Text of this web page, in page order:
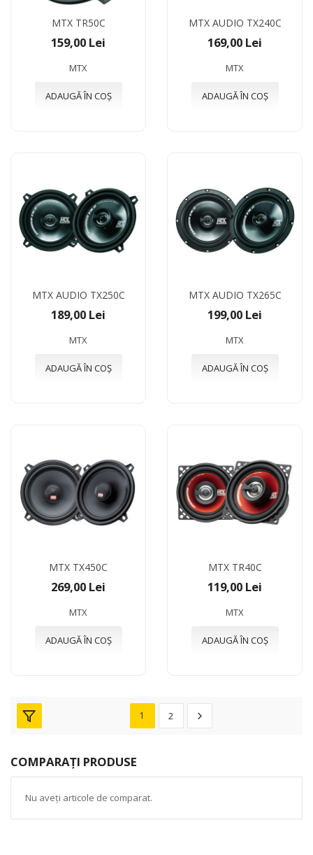
MTX TR50C
159,00 Lei
MTX
ADAUGĂ ÎN COȘ
MTX AUDIO TX240C
169,00 Lei
MTX
ADAUGĂ ÎN COȘ
MTX AUDIO TX250C
189,00 Lei
MTX
ADAUGĂ ÎN COȘ
MTX AUDIO TX265C
199,00 Lei
MTX
ADAUGĂ ÎN COȘ
MTX TX450C
269,00 Lei
MTX
ADAUGĂ ÎN COȘ
MTX TR40C
119,00 Lei
MTX
ADAUGĂ ÎN COȘ
1 2
COMPARAȚI PRODUSE
Nu aveți articole de comparat.